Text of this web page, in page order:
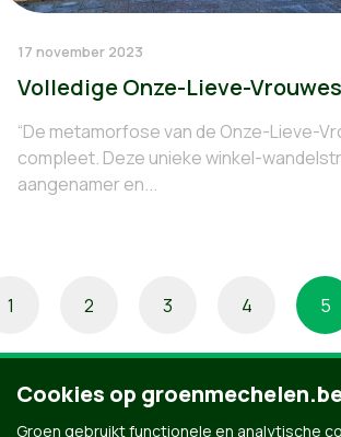
17 november 2023
Volledige Onze-Lieve-
“De metamorfose van de Onze-Lieve-
compleet. Deze unieke winkel-
aangenamer en...
1 2 3 4 5
Cookies op
Groen gebruikt functionele en analytische